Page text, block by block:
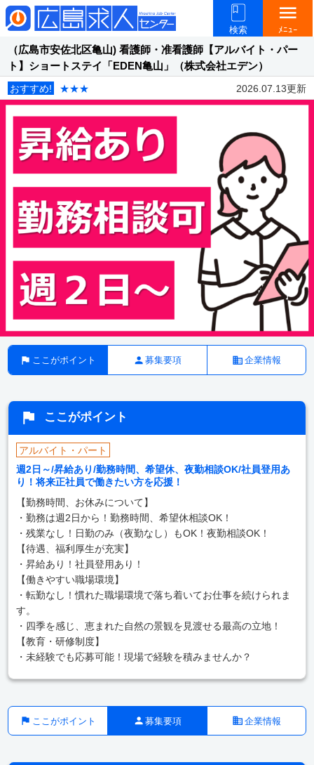
検索
menu
ﾒﾆｭｰ
（広島市安佐北区亀山) 看護師・准看護師【アルバイト・パー
ト】ショートステイ「EDEN亀山」（株式会社エデン）
おすすめ! ★★★ 2026.07.13更新
ここがポイント 募集要項 企業情報
ここがポイント
アルバイト・パート
週2日～/昇給あり/勤務時間、希望休、夜勤相談OK/社員登用あ
り！将来正社員で働きたい方を応援！
【勤務時間、お休みについて】
・勤務は週2日から！勤務時間、希望休相談OK！
・残業なし！日勤のみ（夜勤なし）もOK！夜勤相談OK！
【待遇、福利厚生が充実】
・昇給あり！社員登用あり！
【働きやすい職場環境】
・転勤なし！慣れた職場環境で落ち着いてお仕事を続けられま
す。
・四季を感じ、恵まれた自然の景観を見渡せる最高の立地！
【教育・研修制度】
・未経験でも応募可能！現場で経験を積みませんか？
ここがポイント 募集要項 企業情報